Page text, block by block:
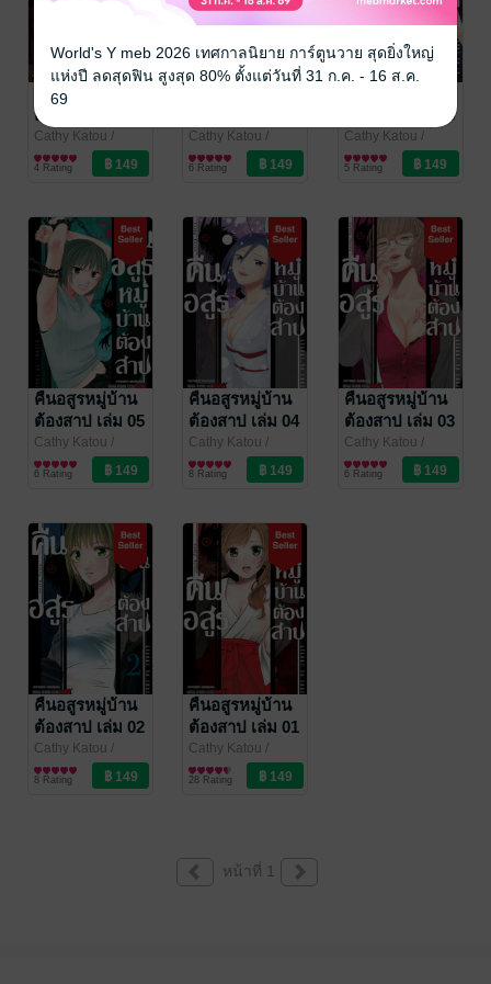
คืนอสูรหมู่บ้าน
ต้องสาป เล่ม 08
Cathy Katou /
Siam Inter Comics
การ์ตูนทั่วไป
4 Rating
Cathy Katou /
Siam Inter Comics
การ์ตูนทั่วไป
6 Rating
ต้องสาป เล่ม 06
Cathy Katou /
Siam Inter Comics
การ์ตูนทั่วไป
5 Rating
คืนอสูรหมู่บ้าน
ต้องสาป เล่ม 05
Cathy Katou /
Siam Inter Comics
การ์ตูนทั่วไป
6 Rating
คืนอสูรหมู่บ้าน
ต้องสาป เล่ม 04
Cathy Katou /
Siam Inter Comics
การ์ตูนทั่วไป
8 Rating
คืนอสูรหมู่บ้าน
ต้องสาป เล่ม 03
Cathy Katou /
Siam Inter Comics
การ์ตูนทั่วไป
6 Rating
คืนอสูรหมู่บ้าน
ต้องสาป เล่ม 02
Cathy Katou /
Siam Inter Comics
การ์ตูนทั่วไป
8 Rating
คืนอสูรหมู่บ้าน
ต้องสาป เล่ม 01
Cathy Katou /
Siam Inter Comics
การ์ตูนทั่วไป
28 Rating
หน้าที่ 1
World's Y meb 2026 เทศกาลนิยาย การ์ตูนวาย สุดยิ่งใหญ่
แห่งปี ลดสุดฟิน สูงสุด 80% ตั้งแต่วันที่ 31 ก.ค. - 16 ส.ค.
69